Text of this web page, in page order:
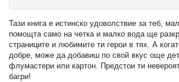
Тази книга е истинско удоволствие за теб,
помощта само на четка и малко вода ще
страниците и любимите ти герои в тях. А
добре, може да добавиш по свой вкус още
флумастери или картон. Предстои ти
багри!